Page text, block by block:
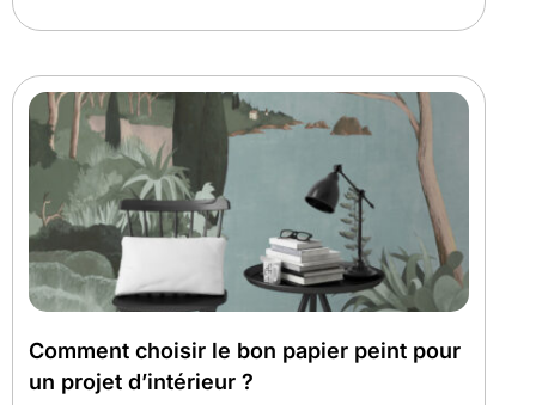
Comment choisir le bon papier peint pour
un projet d’intérieur ?